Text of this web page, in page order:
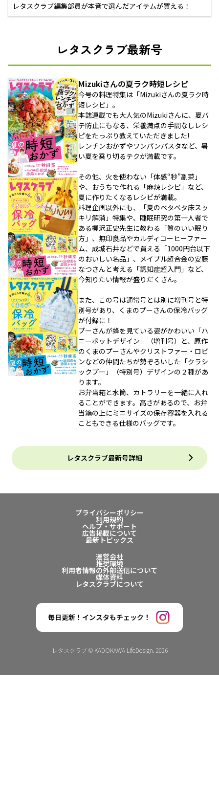
レタスクラブ編集部員が本音で選んだアイテムが買える！
レタスクラブ最新号
Mizukiさんの夏ラク時短レシピ
今号の料理特集は「Mizukiさんの夏ラク時
短レシピ」。
本誌連載でも大人気のMizukiさんに、夏バ
テ防止にもなる、栄養満点の手間なしレシ
ピをたっぷり教えていただきました!
レンチンおかずやワンパンパスタなど、暑
い夏を乗り切るテクが満載です。
その他、火を使わない「体感“秒”副菜」
や、おうちで作れる「麻辣レシピ」など、
夏に作りたくなるレシピが満載。
料理企画以外にも、「夏のベタベタ床スッ
キリ解消」特集や、睡眠研究の第一人者で
ある柳沢正史先生に教わる「質のいい眠り
方」、無印良品やカルディコーヒーファー
ム、成城石井などで買える「1000円台以下
のおいしい名品」、メイプル超合金の安藤
なつさんと考える「認知症超入門」など、
今知りたい情報が盛りだくさん。
また、この号は通常号とは別に増刊号と特
別号があり、くまのプーさんの保冷バッグ
が付録に！
プーさんが蜂を見ている姿がかわいい「ハ
ニーポットデザイン」（増刊号）と、原作
のくまのプーさんやクリストファー・ロビ
ンなどの仲間たちが勢ぞろいした「クラシ
ックプー」（特別号）デザインの２種があ
ります。
お弁当箱と水筒、カトラリーを一緒に入れ
ることができます。高さがあるので、お弁
当箱の上にミニサイズの保存容器を入れる
こともできる仕様のバッグです。
レタスクラブ最新号詳細
プライバシーポリシー
利用規約
ヘルプ・サポート
広告掲載について
最新トピックス
運営会社
推奨環境
利用者情報の外部送信について
媒体資料
レタスクラブについて
毎日更新！インスタもチェック！
レタスクラブ © KADOKAWA LifeDesign. 2026